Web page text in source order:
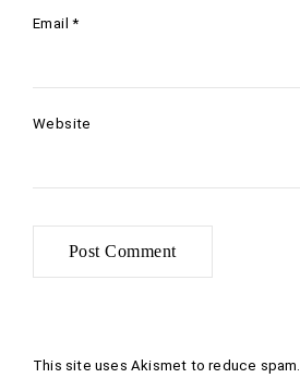
Email*
Website
This site uses Akismet to reduce spam.